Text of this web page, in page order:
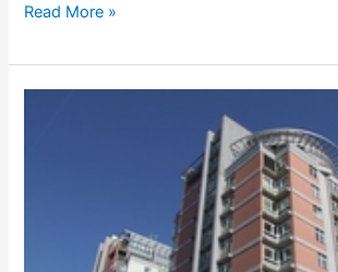
Lakiranje
stepeništa
Read More »